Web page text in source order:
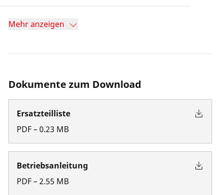
Mehr anzeigen
Dokumente zum Download
Ersatzteilliste
PDF–0.23 MB
Betriebsanleitung
PDF–2.55 MB